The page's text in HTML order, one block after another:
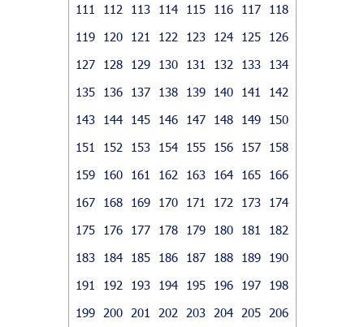
111
112 113 114 115 116 117
118
119
120 121 122 123 124 125
126
127
128 129 130 131 132 133
134
135
136 137 138 139 140 141
142
143
144 145 146 147 148 149
150
151
152 153 154 155 156 157
158
159
160 161 162 163 164 165
166
167
168 169 170 171 172 173
174
175
176 177 178 179 180 181
182
183
184 185 186 187 188 189
190
191
192 193 194 195 196 197
198
199
200 201 202 203 204 205
206